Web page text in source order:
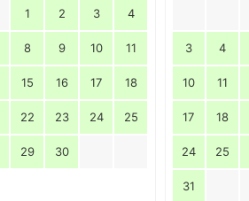
1 2 3 4
8 9 10 11
15 16 17 18
22 23 24 25
29 30
3 4
10 11
17 18
24 25
31